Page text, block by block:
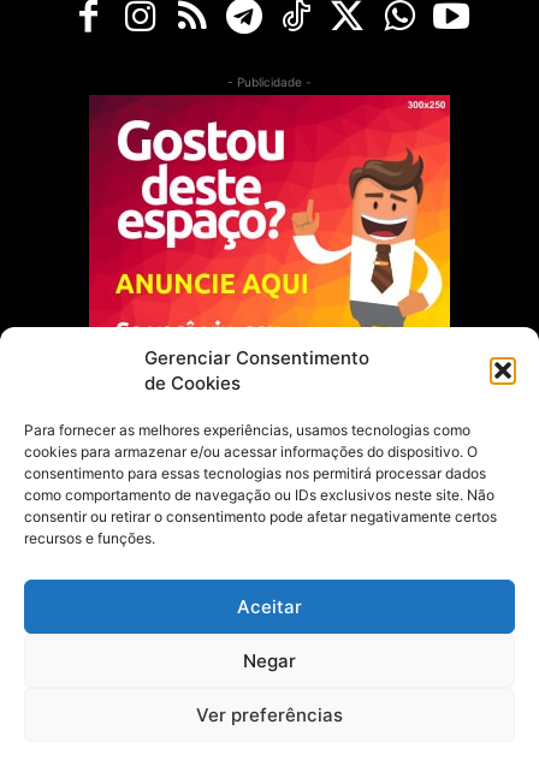
Gerenciar Consentimento
de Cookies
Para fornecer as melhores experiências, usamos tecnologias como
cookies para armazenar e/ou acessar informações do dispositivo. O
consentimento para essas tecnologias nos permitirá processar dados
como comportamento de navegação ou IDs exclusivos neste site. Não
consentir ou retirar o consentimento pode afetar negativamente certos
recursos e funções.
Aceitar
Negar
Ver preferências
- Publicidade -
Escolha do Editor
Justiça Itinerante garante regularização
fundiária e casamento comunitário para
famílias em Portel
21 de maio de 2026
feminino pelos Jogos Estudantis Paraenses